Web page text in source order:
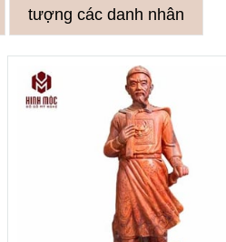
tượng các danh nhân